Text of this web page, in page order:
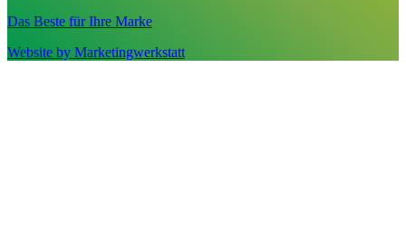
Das Beste für Ihre Marke
Website by Marketingwerkstatt